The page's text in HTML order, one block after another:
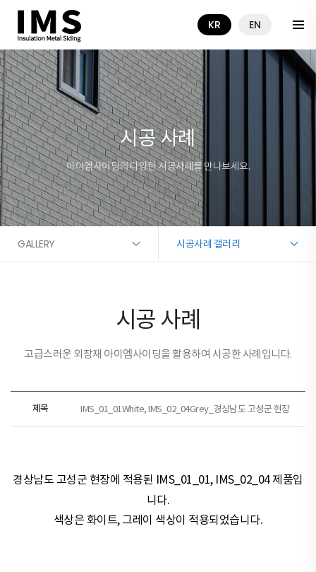
KR EN
시공 사례
아이엠사이딩의 다양한 시공사례를 만나보세요.
GALLERY 시공사례 갤러리
시공 사례
고급스러운 외장재 아이엠사이딩을 활용하여 시공한 사례입니다.
제목 IMS_01_01White, IMS_02_04Grey_경상남도 고성군 현장
경상남도 고성군 현장​​에 적용된 IMS_01_01, IMS_02_04 제품입
니다.
색상은 화이트, 그레이 색상이 적용되었습니다.